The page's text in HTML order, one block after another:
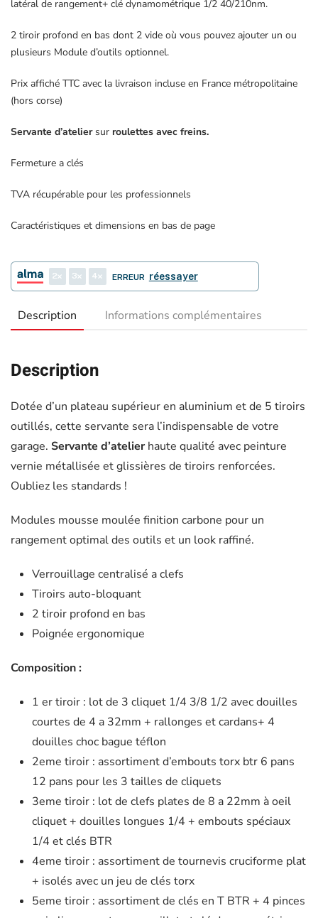
latéral de rangement+ clé dynamométrique 1/2 40/210nm.
2 tiroir profond en bas dont 2 vide où vous pouvez ajouter un ou
plusieurs Module d’outils optionnel.
Prix affiché TTC avec la livraison incluse en France métropolitaine
(hors corse)
Servante d’atelier sur roulettes avec freins.
Fermeture a clés
TVA récupérable pour les professionnels
Caractéristiques et dimensions en bas de page
2 3 4 ERREUR réessayer
Description Informations complémentaires
Description
Dotée d’un plateau supérieur en aluminium et de 5 tiroirs
outillés, cette servante sera l’indispensable de votre
garage. Servante d’atelier haute qualité avec peinture
vernie métallisée et glissières de tiroirs renforcées.
Oubliez les standards !
Modules mousse moulée finition carbone pour un
rangement optimal des outils et un look raffiné.
Verrouillage centralisé a clefs
Tiroirs auto-bloquant
2 tiroir profond en bas
Poignée ergonomique
Composition :
1 er tiroir : lot de 3 cliquet 1/4 3/8 1/2 avec douilles
courtes de 4 a 32mm + rallonges et cardans+ 4
douilles choc bague téflon
2eme tiroir : assortiment d’embouts torx btr 6 pans
12 pans pour les 3 tailles de cliquets
3eme tiroir : lot de clefs plates de 8 a 22mm à oeil
cliquet + douilles longues 1/4 + embouts spéciaux
1/4 et clés BTR
4eme tiroir : assortiment de tournevis cruciforme plat
+ isolés avec un jeu de clés torx
5eme tiroir : assortiment de clés en T BTR + 4 pinces